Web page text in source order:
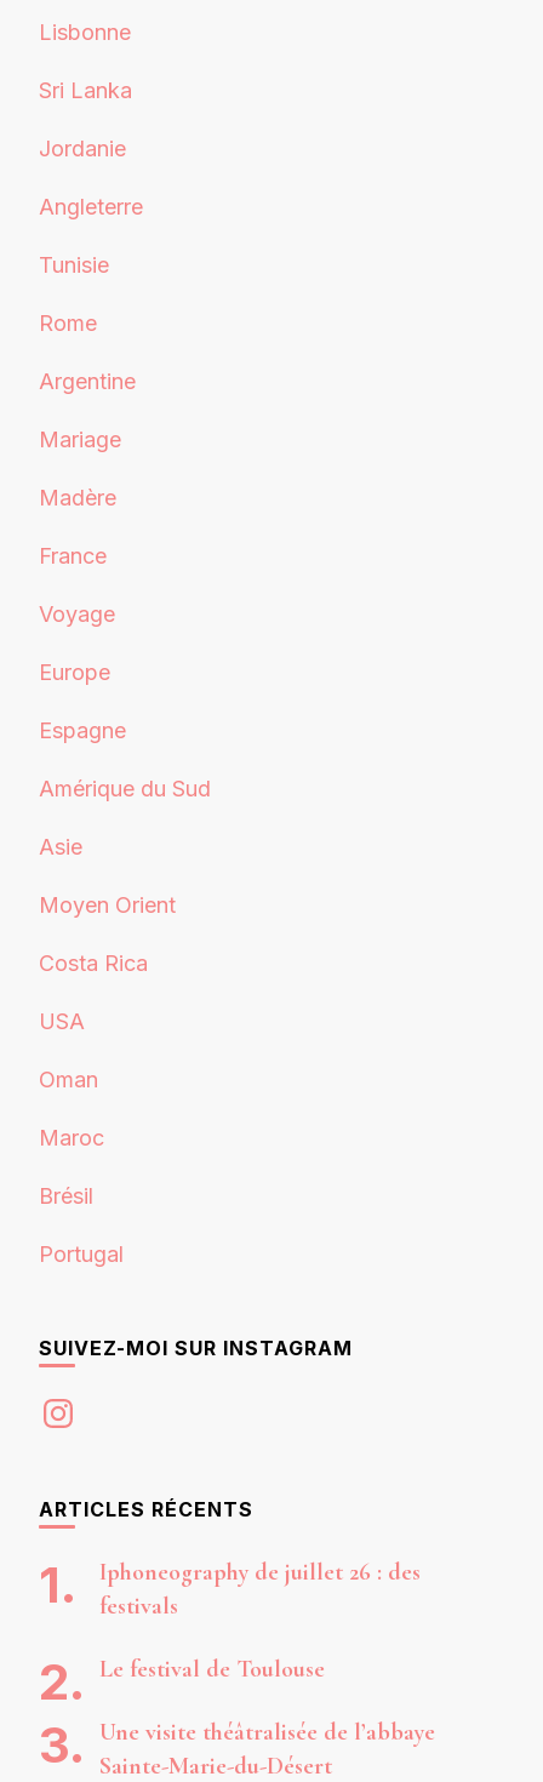
Lisbonne
Sri Lanka
Jordanie
Angleterre
Tunisie
Rome
Argentine
Mariage
Madère
France
Voyage
Europe
Espagne
Amérique du Sud
Asie
Moyen Orient
Costa Rica
USA
Oman
Maroc
Brésil
Portugal
SUIVEZ-MOI SUR INSTAGRAM
Instagram
ARTICLES RÉCENTS
Iphoneography de juillet 26 : des
festivals
Le festival de Toulouse
Une visite théâtralisée de l’abbaye
Sainte-Marie-du-Désert